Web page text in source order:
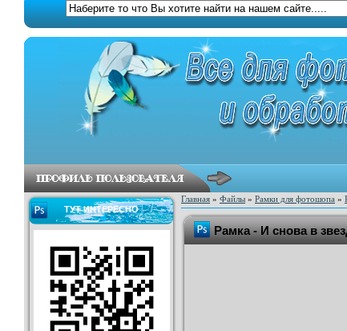
ТУТ ИНТЕРЕСНО
Главная » Файлы » Рамки для фотошопа »
Рамка - И снова в